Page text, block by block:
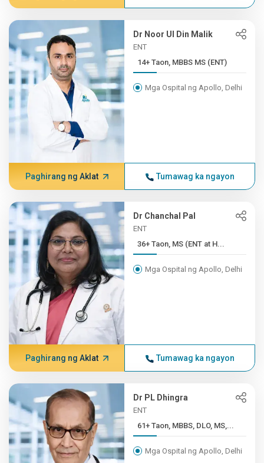
Dr Noor Ul Din Malik
ENT
14+ Taon, MBBS MS (ENT)
Mga Ospital ng Apollo, Delhi
Paghirang ng Aklat Tumawag ka ngayon
Dr Chanchal Pal
ENT
36+ Taon, MS (ENT at H...
Mga Ospital ng Apollo, Delhi
Paghirang ng Aklat Tumawag ka ngayon
Dr PL Dhingra
ENT
61+ Taon, MBBS, DLO, MS,...
Mga Ospital ng Apollo, Delhi